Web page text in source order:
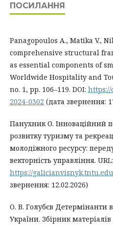
ПОСИЛАННЯ
Panagopoulos A., Matika V.,
comprehensive structural
as essential components of
Worldwide Hospitality and
no. 1, pp. 106–119. DOI: https://
2024-0302 (дата звернення:
Панухник О. Інноваційний
розвитку туризму та
молодіжного ресурсу:
векторність управління. URL:
https://
звернення: 12.02.2026)
О. В. Голубєв Детермінанти
України. Збірник